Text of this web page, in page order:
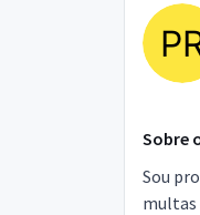
Sobre
Sou
multas